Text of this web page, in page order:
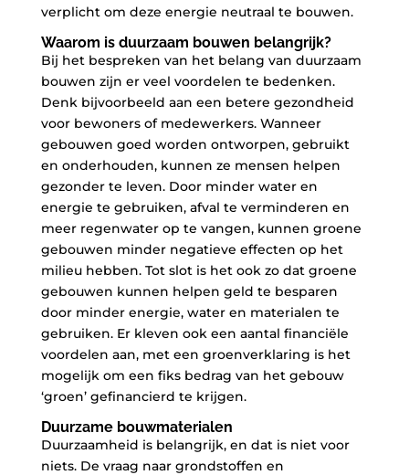
verplicht om deze energie neutraal te bouwen.
Waarom is duurzaam bouwen belangrijk?
Bij het bespreken van het belang van duurzaam
bouwen zijn er veel voordelen te bedenken.
Denk bijvoorbeeld aan een betere gezondheid
voor bewoners of medewerkers. Wanneer
gebouwen goed worden ontworpen, gebruikt
en onderhouden, kunnen ze mensen helpen
gezonder te leven. Door minder water en
energie te gebruiken, afval te verminderen en
meer regenwater op te vangen, kunnen groene
gebouwen minder negatieve effecten op het
milieu hebben. Tot slot is het ook zo dat groene
gebouwen kunnen helpen geld te besparen
door minder energie, water en materialen te
gebruiken. Er kleven ook een aantal financiële
voordelen aan, met een groenverklaring is het
mogelijk om een fiks bedrag van het gebouw
‘groen’ gefinancierd te krijgen.
Duurzame bouwmaterialen
Duurzaamheid is belangrijk, en dat is niet voor
niets. De vraag naar grondstoffen en